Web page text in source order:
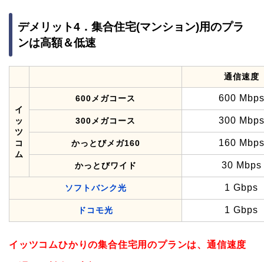
デメリット4．集合住宅(マンション)用のプラ
ンは高額＆低速
通信速度
イ
ッ
ツ
コ
ム
600メガコース 600 Mbps
300メガコース 300 Mbps
かっとびメガ160 160 Mbps
かっとびワイド 30 Mbps
ソフトバンク光 1 Gbps
ドコモ光 1 Gbps
イッツコムひかりの集合住宅用のプランは、通信速度